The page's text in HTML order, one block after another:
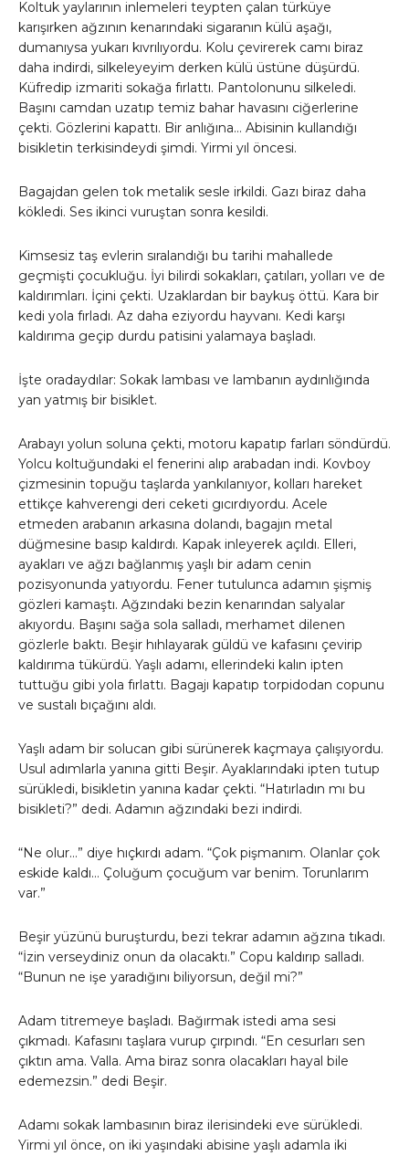
Koltuk yaylarının inlemeleri teypten çalan türküye
karışırken ağzının kenarındaki sigaranın külü aşağı,
dumanıysa yukarı kıvrılıyordu. Kolu çevirerek camı biraz
daha indirdi, silkeleyeyim derken külü üstüne düşürdü.
Küfredip izmariti sokağa fırlattı. Pantolonunu silkeledi.
Başını camdan uzatıp temiz bahar havasını ciğerlerine
çekti. Gözlerini kapattı. Bir anlığına… Abisinin kullandığı
bisikletin terkisindeydi şimdi. Yirmi yıl öncesi.
Bagajdan gelen tok metalik sesle irkildi. Gazı biraz daha
kökledi. Ses ikinci vuruştan sonra kesildi.
Kimsesiz taş evlerin sıralandığı bu tarihi mahallede
geçmişti çocukluğu. İyi bilirdi sokakları, çatıları, yolları ve de
kaldırımları. İçini çekti. Uzaklardan bir baykuş öttü. Kara bir
kedi yola fırladı. Az daha eziyordu hayvanı. Kedi karşı
kaldırıma geçip durdu patisini yalamaya başladı.
İşte oradaydılar: Sokak lambası ve lambanın aydınlığında
yan yatmış bir bisiklet.
Arabayı yolun soluna çekti, motoru kapatıp farları söndürdü.
Yolcu koltuğundaki el fenerini alıp arabadan indi. Kovboy
çizmesinin topuğu taşlarda yankılanıyor, kolları hareket
ettikçe kahverengi deri ceketi gıcırdıyordu. Acele
etmeden arabanın arkasına dolandı, bagajın metal
düğmesine basıp kaldırdı. Kapak inleyerek açıldı. Elleri,
ayakları ve ağzı bağlanmış yaşlı bir adam cenin
pozisyonunda yatıyordu. Fener tutulunca adamın şişmiş
gözleri kamaştı. Ağzındaki bezin kenarından salyalar
akıyordu. Başını sağa sola salladı, merhamet dilenen
gözlerle baktı. Beşir hıhlayarak güldü ve kafasını çevirip
kaldırıma tükürdü. Yaşlı adamı, ellerindeki kalın ipten
tuttuğu gibi yola fırlattı. Bagajı kapatıp torpidodan copunu
ve sustalı bıçağını aldı.
Yaşlı adam bir solucan gibi sürünerek kaçmaya çalışıyordu.
Usul adımlarla yanına gitti Beşir. Ayaklarındaki ipten tutup
sürükledi, bisikletin yanına kadar çekti. “Hatırladın mı bu
bisikleti?” dedi. Adamın ağzındaki bezi indirdi.
“Ne olur…” diye hıçkırdı adam. “Çok pişmanım. Olanlar çok
eskide kaldı… Çoluğum çocuğum var benim. Torunlarım
var.”
Beşir yüzünü buruşturdu, bezi tekrar adamın ağzına tıkadı.
“İzin verseydiniz onun da olacaktı.” Copu kaldırıp salladı.
“Bunun ne işe yaradığını biliyorsun, değil mi?”
Adam titremeye başladı. Bağırmak istedi ama sesi
çıkmadı. Kafasını taşlara vurup çırpındı. “En cesurları sen
çıktın ama. Valla. Ama biraz sonra olacakları hayal bile
edemezsin.” dedi Beşir.
Adamı sokak lambasının biraz ilerisindeki eve sürükledi.
Yirmi yıl önce, on iki yaşındaki abisine yaşlı adamla iki